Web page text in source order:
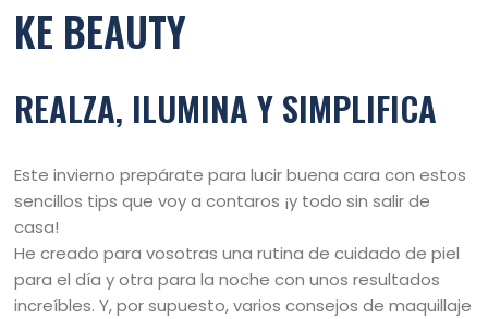
KE BEAUTY
REALZA, ILUMINA Y SIMPLIFICA
Este invierno prepárate para lucir buena cara con estos
sencillos tips que voy a contaros ¡y todo sin salir de
casa!
He creado para vosotras una rutina de cuidado de piel
para el día y otra para la noche con unos resultados
increíbles. Y, por supuesto, varios consejos de maquillaje